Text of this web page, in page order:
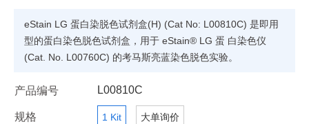
eStain LG 蛋白染脱色试剂盒(H) (Cat No: L00810C) 是即用
型的蛋白染色脱色试剂盒，用于 eStain® LG 蛋 白染色仪
(Cat. No. L00760C) 的考马斯亮蓝染色脱色实验。
产品编号 L00810C
规格 1 Kit 大单询价